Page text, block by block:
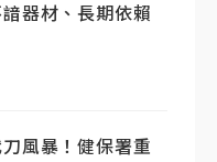
器材、長期依賴
風暴！健保署重